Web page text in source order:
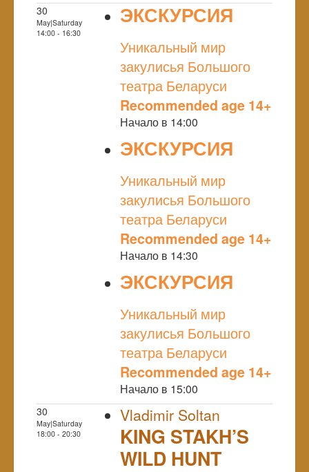
30
May|Saturday
14:00 - 16:30
ЭКСКУРСИЯ
Уникальный мир
закулисья Большого
театра Беларуси
Recommended age 14+
Начало в 14:00
ЭКСКУРСИЯ
Уникальный мир
закулисья Большого
театра Беларуси
Recommended age 14+
Начало в 14:30
ЭКСКУРСИЯ
Уникальный мир
закулисья Большого
театра Беларуси
Recommended age 14+
Начало в 15:00
30
May|Saturday
18:00 - 20:30
Vladimir Soltan
KING STAKH’S
WILD HUNT